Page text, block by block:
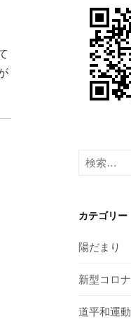
検
索:
カテゴリー
陽だまり
新型コロ
道平和運